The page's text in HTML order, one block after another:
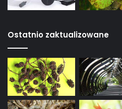
po 3–4 tygodniach
sezonowych ryb
jest użycie do
Ostatnio zaktualizowane